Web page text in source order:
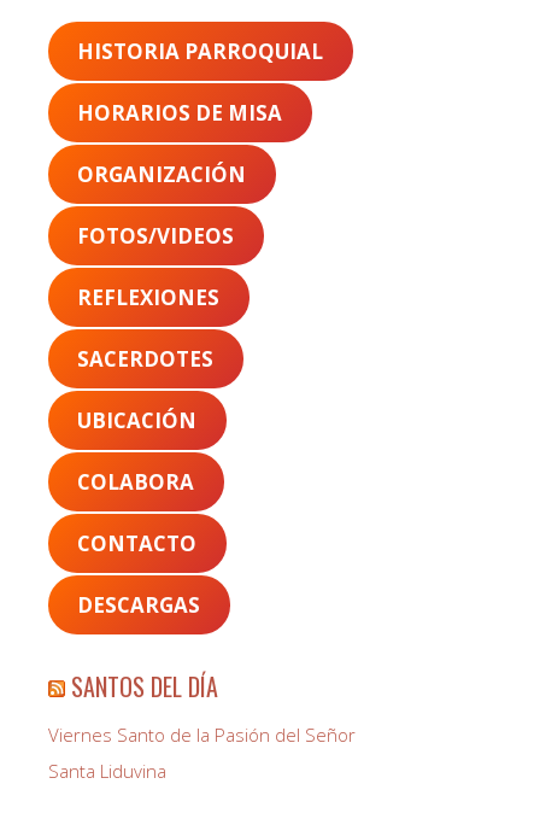
HISTORIA PARROQUIAL
HORARIOS DE MISA
ORGANIZACIÓN
FOTOS/VIDEOS
REFLEXIONES
SACERDOTES
UBICACIÓN
COLABORA
CONTACTO
DESCARGAS
SANTOS DEL DÍA
Viernes Santo de la Pasión del Señor
Santa Liduvina